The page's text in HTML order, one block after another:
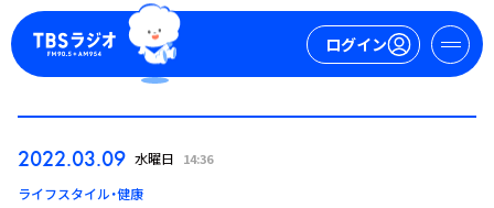
ログイン
ログイン
2022.03.09 水曜日 14:36
ライフスタイル・健康